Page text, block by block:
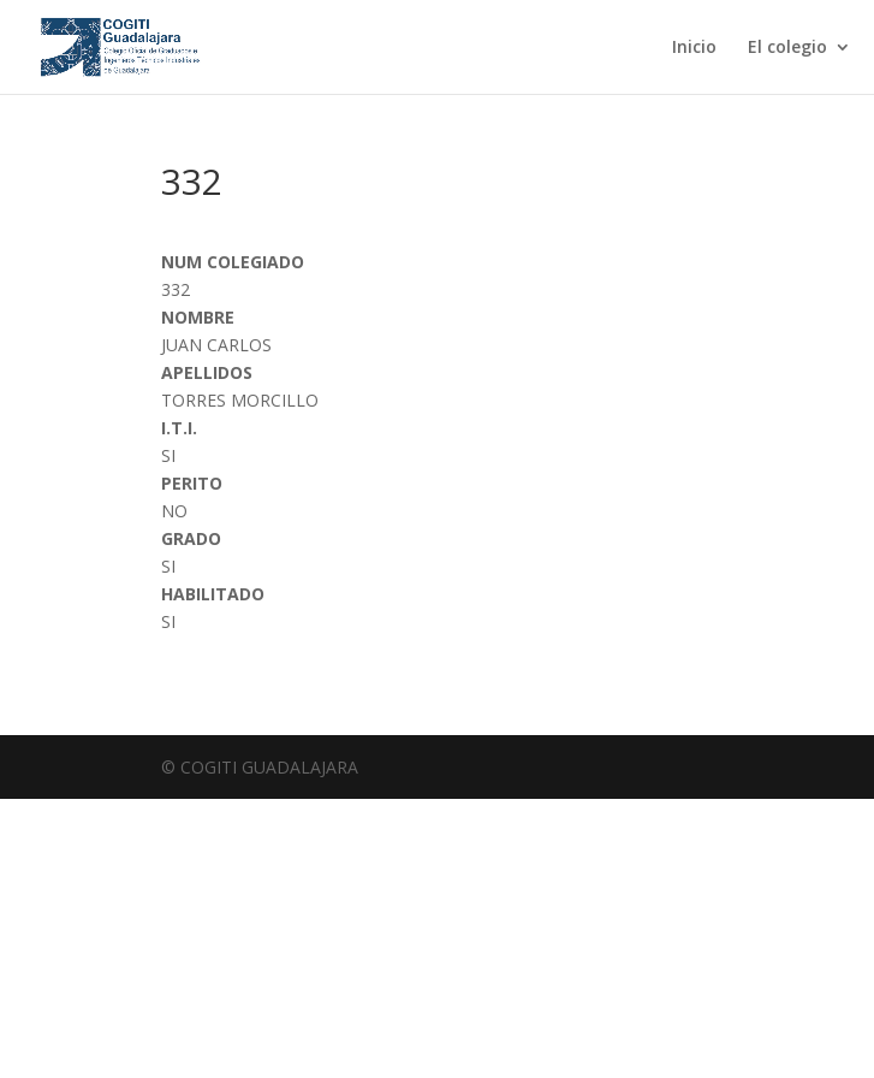
Inicio El colegio
332
NUM COLEGIADO
332
NOMBRE
JUAN CARLOS
APELLIDOS
TORRES MORCILLO
I.T.I.
SI
PERITO
NO
GRADO
SI
HABILITADO
SI
© COGITI GUADALAJARA